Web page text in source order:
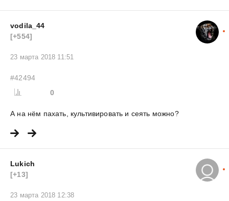
vodila_44
[+554]
23 марта 2018 11:51
#42494
0
А на нём пахать, культивировать и сеять можно?
Lukich
[+13]
23 марта 2018 12:38